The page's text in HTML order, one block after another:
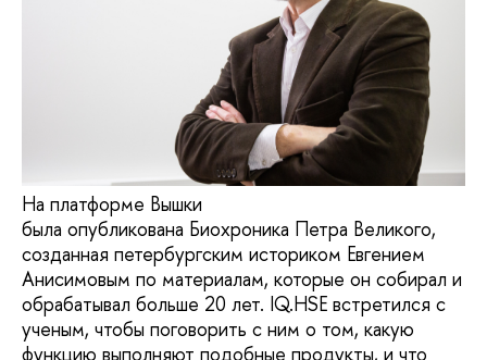
На платформе Вышки
была опубликована Биохроника Петра Великого,
созданная петербургским историком Евгением
Анисимовым по материалам, которые он собирал и
обрабатывал больше 20 лет. IQ.HSE встретился с
ученым, чтобы поговорить с ним о том, какую
функцию выполняют подобные продукты, и что